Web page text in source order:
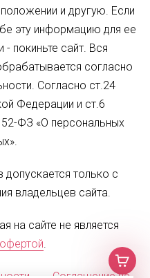
и другую. Если
эту информацию для ее
покиньте сайт. Вся
согласно
Согласно ст.24
Федерации и ст.6
ФЗ «О персональных
только с
владельцев сайта.
на сайте не является
.